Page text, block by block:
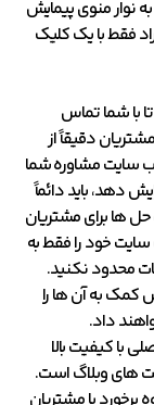
نوار منوی پیمایش
فقط با یک کلیک
با شما تماس
دقیقاً از
وب سایت مشاوره شما
دهد، باید دائماً
حل ها برای مشتریان
خود را فقط به
محدود نکنید.
کمک به آن ها را
داد.
با کیفیت بالا
های وبلاگ است.